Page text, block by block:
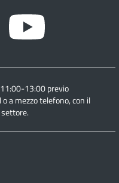
Twitter
13:00 previo
a mezzo telefono, con il